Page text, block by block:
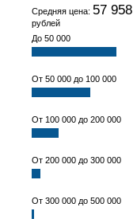
Средняя цена: 57 958
рублей
До 50 000
От 50 000 до 100 000
От 100 000 до 200 000
От 200 000 до 300 000
От 300 000 до 500 000